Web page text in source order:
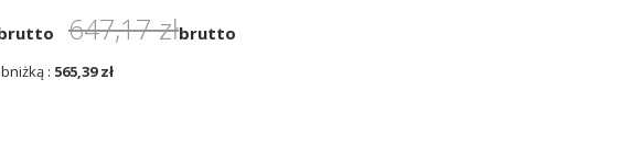
647,17 złbrutto
: 565,39 zł